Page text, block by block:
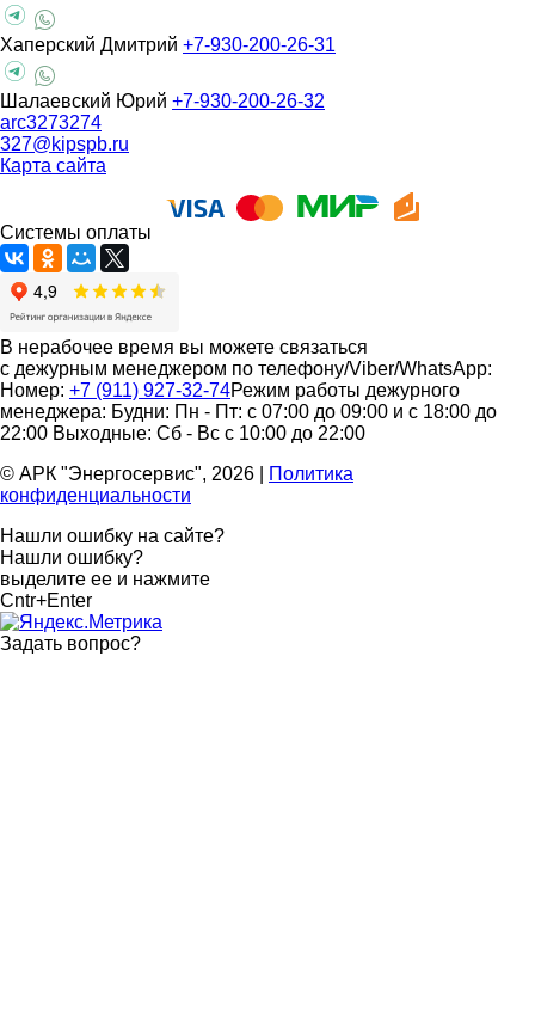
Хаперский Дмитрий +7-930-200-26-31
Шалаевский Юрий +7-930-200-26-32
arc3273274
327@kipspb.ru
Карта сайта
Системы оплаты
В нерабочее время вы можете связаться
с дежурным менеджером по телефону/Viber/WhatsApp:
Номер: +7 (911) 927-32-74Режим работы дежурного
менеджера: Будни: Пн - Пт: с 07:00 до 09:00 и с 18:00 до
22:00 Выходные: Сб - Вс с 10:00 до 22:00
© АРК "Энергосервис", 2026
Политика
конфиденциальности
Нашли ошибку на сайте?
Нашли ошибку?
выделите ее и нажмите
Cntr+Enter
Задать вопрос?